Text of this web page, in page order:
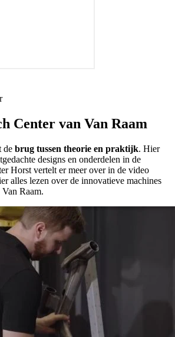
Center van Van Raam
de brug tussen theorie en praktijk. Hier
designs en onderdelen in de
Horst vertelt er meer over in de video
alles lezen over de innovatieve machines
Raam.